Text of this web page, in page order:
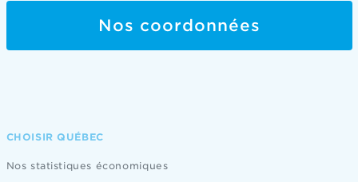
Nos coordonnées
CHOISIR QUÉBEC
Nos statistiques économiques